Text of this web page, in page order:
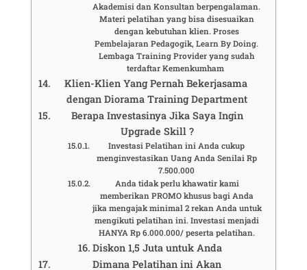
Akademisi dan Konsultan berpengalaman.
Materi pelatihan yang bisa disesuaikan
dengan kebutuhan klien. Proses
Pembelajaran Pedagogik, Learn By Doing.
Lembaga Training Provider yang sudah
terdaftar Kemenkumham
Klien-Klien Yang Pernah Bekerjasama
dengan Diorama Training Department
Berapa Investasinya Jika Saya Ingin
Upgrade Skill ?
Investasi Pelatihan ini Anda cukup
menginvestasikan Uang Anda Senilai Rp
7.500.000
Anda tidak perlu khawatir kami
memberikan PROMO khusus bagi Anda
jika mengajak minimal 2 rekan Anda untuk
mengikuti pelatihan ini. Investasi menjadi
HANYA Rp 6.000.000/ peserta pelatihan.
Diskon 1,5 Juta untuk Anda
Dimana Pelatihan ini Akan